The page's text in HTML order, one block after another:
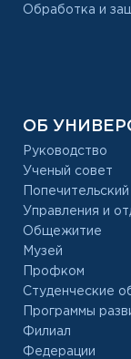
Обработка и
ОБ
Руководство
Ученый совет
Управления и
Общежитие
Музей
Профком
Студенческие
Программы
Филиал
Федерации